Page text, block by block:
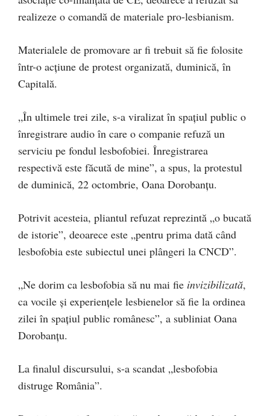
realizeze o comandă de materiale pro-lesbianism.
Materialele de promovare ar fi trebuit să fie folosite
într-o acțiune de protest organizată, duminică, în
Capitală.
„În ultimele trei zile, s-a viralizat în spațiul public o
înregistrare audio în care o companie refuză un
serviciu pe fondul lesbofobiei. Înregistrarea
respectivă este făcută de mine”, a spus, la protestul
de duminică, 22 octombrie, Oana Dorobanțu.
Potrivit acesteia, pliantul refuzat reprezintă „o bucată
de istorie”, deoarece este „pentru prima dată când
lesbofobia este subiectul unei plângeri la CNCD”.
„Ne dorim ca lesbofobia să nu mai fie invizibilizată,
ca vocile și experiențele lesbienelor să fie la ordinea
zilei în spațiul public românesc”, a subliniat Oana
Dorobanțu.
La finalul discursului, s-a scandat „lesbofobia
distruge România”.